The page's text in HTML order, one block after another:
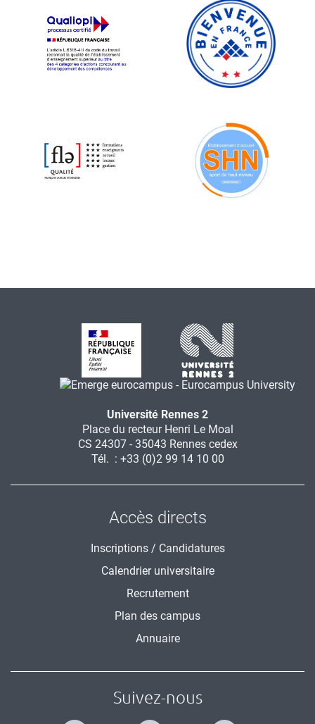
Université Rennes 2
Place du recteur Henri Le Moal
CS 24307 - 35043 Rennes cedex
Tél. : +33 (0)2 99 14 10 00
Accès directs
Inscriptions / Candidatures
Calendrier universitaire
Recrutement
Plan des campus
Annuaire
Suivez-nous